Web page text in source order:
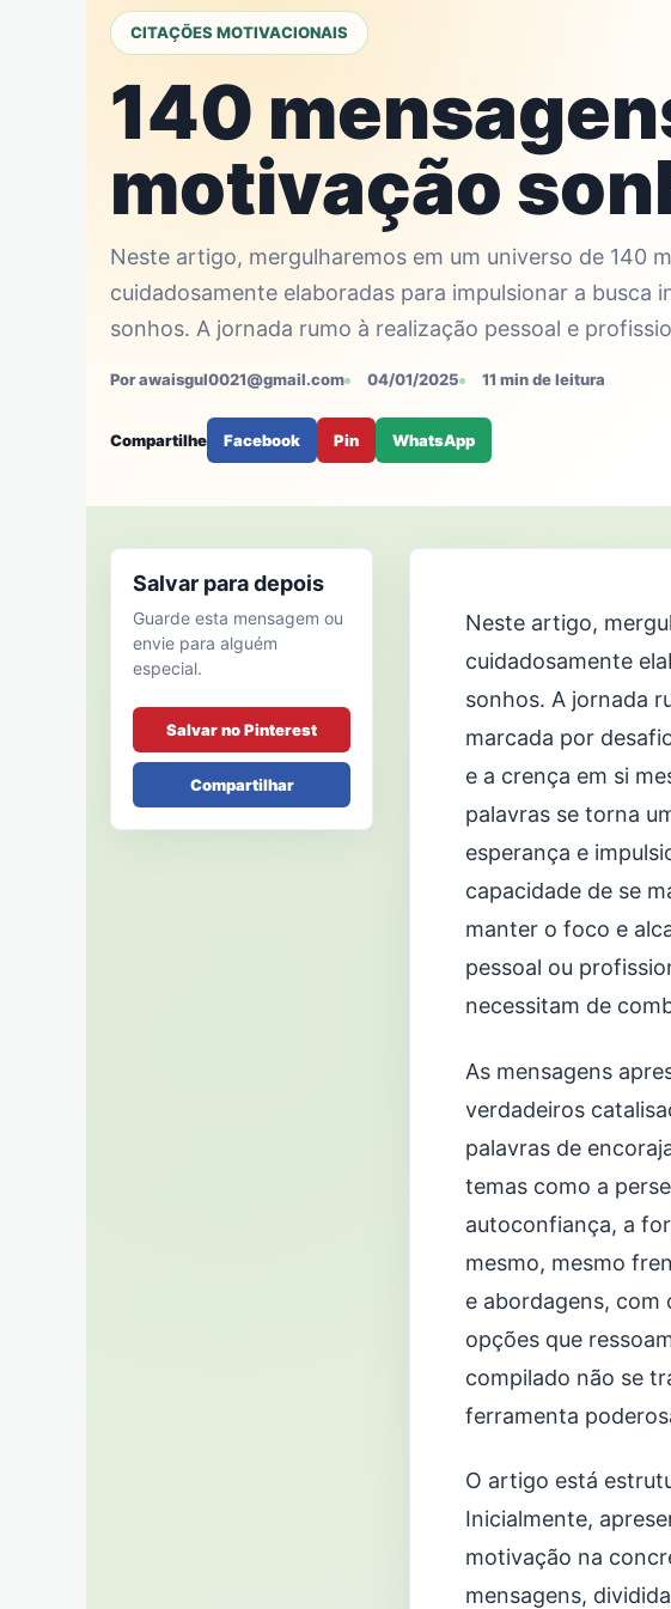
CITAÇÕES MOTIVACIONAIS
140
motivação
Neste artigo, mergulharemos em um universo de 140
cuidadosamente elaboradas para impulsionar a busca
sonhos. A jornada rumo à realização pessoal e
Por awaisgul0021@gmail.com 04/01/2025 11 min de leitura
Compartilhe Facebook Pin WhatsApp
Salvar para depois
Guarde esta mensagem ou
envie para alguém
especial.
Salvar no Pinterest
Compartilhar
Neste artigo,
cuidadosamente
sonhos. A jornada
marcada por
e a crença em si
palavras se torna
esperança e
capacidade de se
manter o foco e
pessoal ou
necessitam de
As mensagens
verdadeiros
palavras de
temas como a
autoconfiança, a
mesmo, mesmo
e abordagens,
opções que
compilado não se
ferramenta
O artigo está
Inicialmente,
motivação na
mensagens,